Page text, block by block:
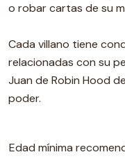
o robar cartas de su
Cada villano tiene
relacionadas con su
Juan de Robin Hood
poder.
Edad mínima